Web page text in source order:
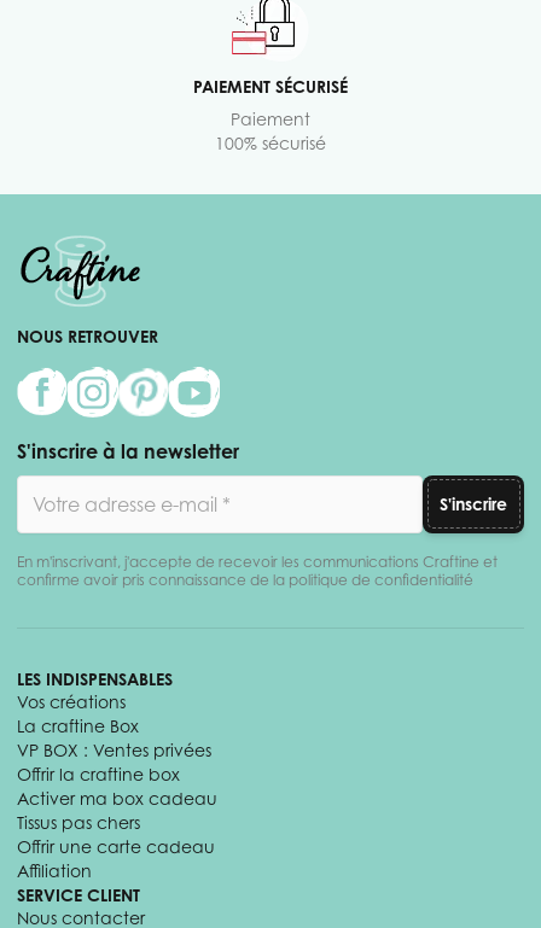
PAIEMENT SÉCURISÉ
Paiement
100% sécurisé
NOUS RETROUVER
S'inscrire à la newsletter
S'inscrire
En m'inscrivant, j'accepte de recevoir les communications Craftine et
confirme avoir pris connaissance de la politique de confidentialité
LES INDISPENSABLES
Vos créations
La craftine Box
VP BOX : Ventes privées
Offrir la craftine box
Activer ma box cadeau
Tissus pas chers
Offrir une carte cadeau
Affiliation
SERVICE CLIENT
Nous contacter